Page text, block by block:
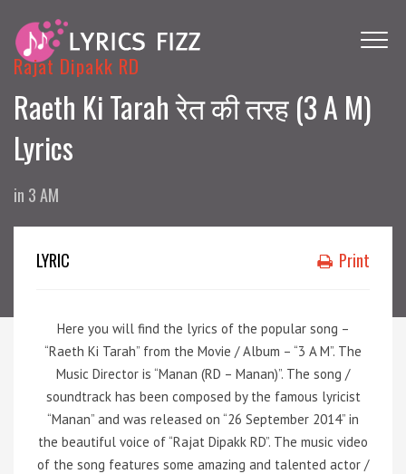
Rajat Dipakk RD
Raeth Ki Tarah रेत की तरह (3 A M)
Lyrics
in 3 AM
LYRIC Print
Here you will find the lyrics of the popular song –
“Raeth Ki Tarah” from the Movie / Album – “3 A M”. The
Music Director is “Manan (RD – Manan)”. The song /
soundtrack has been composed by the famous lyricist
“Manan” and was released on “26 September 2014” in
the beautiful voice of “Rajat Dipakk RD”. The music video
of the song features some amazing and talented actor /